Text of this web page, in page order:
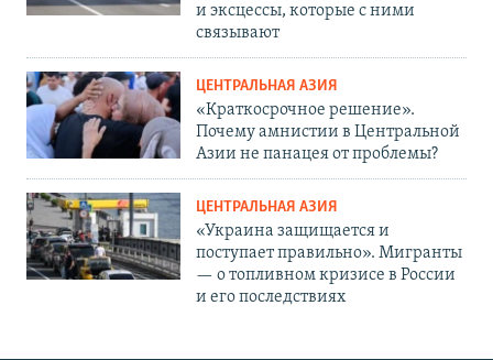
и эксцессы, которые с ними
связывают
ЦЕНТРАЛЬНАЯ АЗИЯ
«Краткосрочное решение».
Почему амнистии в Центральной
Азии не панацея от проблемы?
ЦЕНТРАЛЬНАЯ АЗИЯ
«Украина защищается и
поступает правильно». Мигранты
— о топливном кризисе в России
и его последствиях